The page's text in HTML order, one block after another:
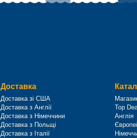
Доставка
Доставка зі США
Доставка з Англії
Доставка з Німеччини
Доставка з Польщі
Доставка з Італії
Top
Англія